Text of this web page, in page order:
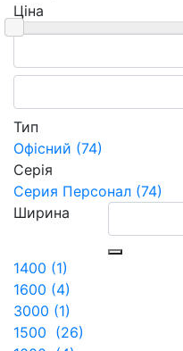
Ціна
Тип
Офісний (74)
Серія
Серия Персонал (74)
Ширина
1400 (1)
1600 (4)
3000 (1)
1500 (26)